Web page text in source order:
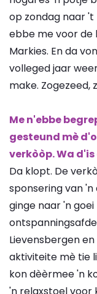
op zondag naar
ebbe me voor de
Markies. En da
volleged jaar
make. Zogezeed,
Me n'ebbe
gesteund mè
verkòòp. Wa
Da klopt. De
sponsering van
ginge naar 'n
Lievensbergen
aktiviteite mè tie
kon dèèrmee 'n
'n relaxstoel voor